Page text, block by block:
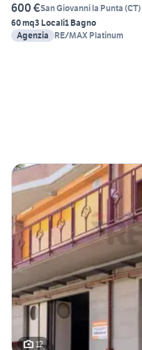
600 €San Giovanni la Punta (CT)
60 mq3 Locali1 Bagno
Agenzia
RE/MAX Platinum
12